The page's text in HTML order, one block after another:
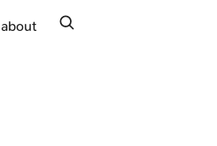
about